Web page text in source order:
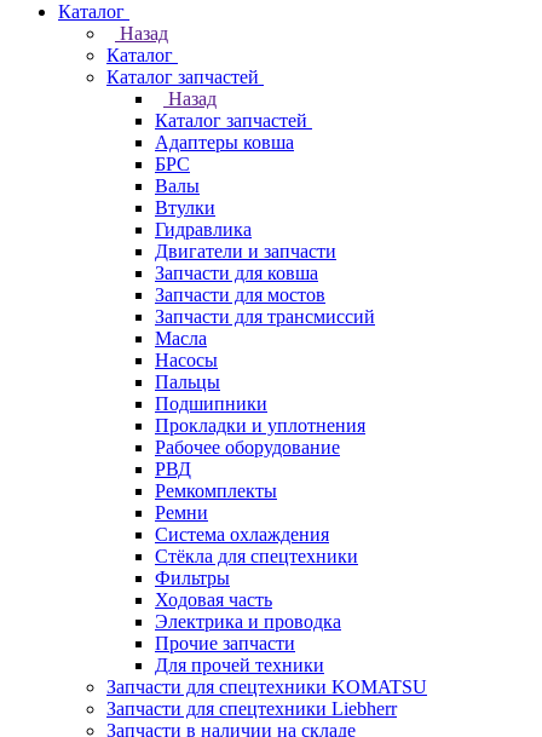
Каталог
Назад
Каталог
Каталог запчастей
Назад
Каталог запчастей
Адаптеры ковша
БРС
Валы
Втулки
Гидравлика
Двигатели и запчасти
Запчасти для ковша
Запчасти для мостов
Запчасти для трансмиссий
Масла
Насосы
Пальцы
Подшипники
Прокладки и уплотнения
Рабочее оборудование
РВД
Ремкомплекты
Ремни
Система охлаждения
Стёкла для спецтехники
Фильтры
Ходовая часть
Электрика и проводка
Прочие запчасти
Для прочей техники
Запчасти для спецтехники KOMATSU
Запчасти для спецтехники Liebherr
Запчасти в наличии на складе